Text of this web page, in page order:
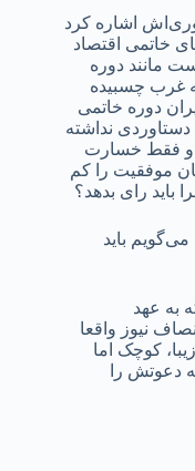
اشاره کرد
خاتمی اقتصاد
مانند دوره
غرب چسبیده
دوره خاتمی
نداشته
و فقط خسارت
موفقیت را کم
باید رای بدهد؟
باید
به عهد
نیوز واقعا
کوچک اما
دعوتش را